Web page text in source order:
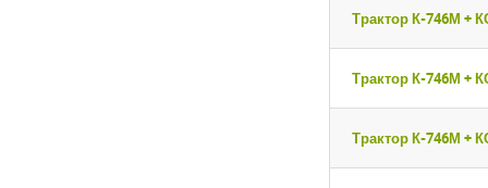
Трактор К-746М +
Трактор К-746М +
Трактор К-746М +